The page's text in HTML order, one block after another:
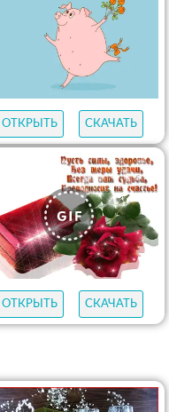
ОТКРЫТЬ СКАЧАТЬ
ОТКРЫТЬ СКАЧАТЬ
ОТКРЫТЬ СКАЧАТЬ
ОТКРЫТЬ СКАЧАТЬ
ОТКРЫТЬ
СКАЧАТЬ